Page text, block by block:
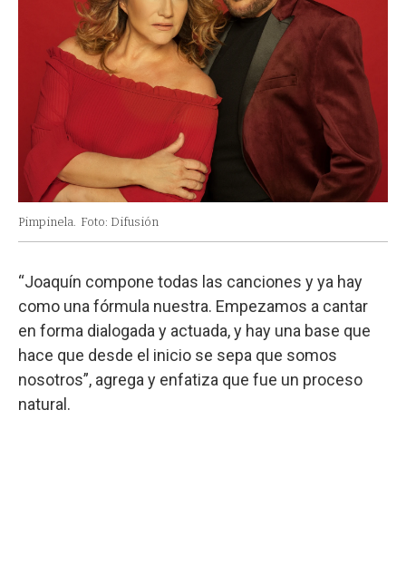
Pimpinela. Foto: Difusión
“Joaquín compone todas las canciones y ya hay
como una fórmula nuestra. Empezamos a cantar
en forma dialogada y actuada, y hay una base que
hace que desde el inicio se sepa que somos
nosotros”, agrega y enfatiza que fue un proceso
natural.